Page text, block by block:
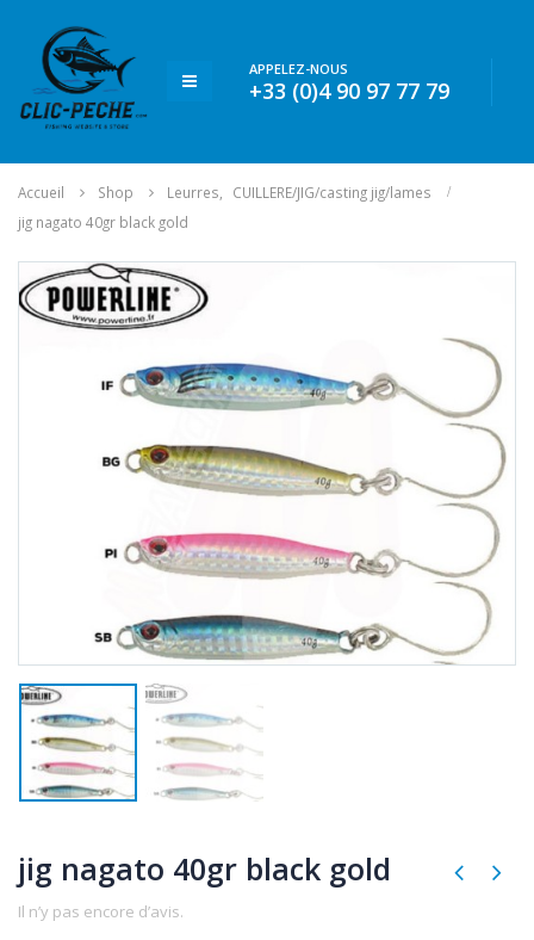
APPELEZ-NOUS
+33 (0)4 90 97 77 79
Accueil Shop Leurres
CUILLERE/JIG/casting jig/lames
jig nagato 40gr black gold
jig nagato 40gr black gold
Il n’y pas encore d’avis.